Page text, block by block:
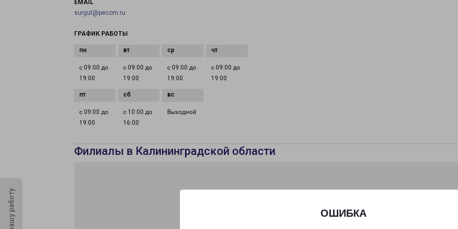
ОШИБКА
EMAIL
surgut@pecom.ru
ГРАФИК РАБОТЫ
с 09:00 до
19:00
с 09:00 до
19:00
с 09:00 до
19:00
с 09:00 до
19:00
с 09:00 до
19:00
с 10:00 до
16:00
Выходной
Филиалы в Калининградской области